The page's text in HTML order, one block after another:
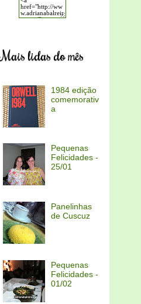
Mais lidas do mês
1984 edição
comemorativ
a
Pequenas
Felicidades -
25/01
Panelinhas
de Cuscuz
Pequenas
Felicidades -
01/02